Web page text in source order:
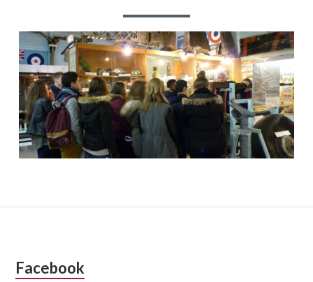
Colonne
Facebook